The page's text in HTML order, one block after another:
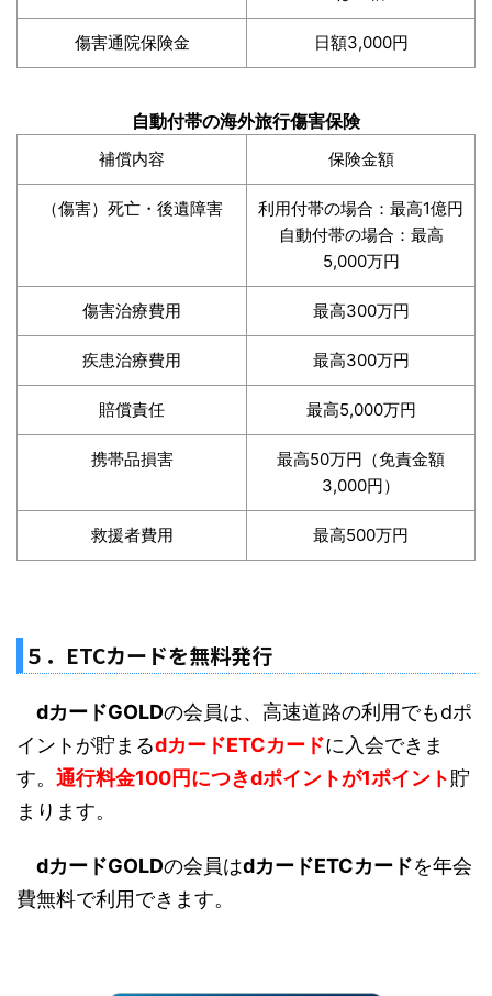
傷害通院保険金 日額3,000円
自動付帯の海外旅行傷害保険
補償内容 保険金額
（傷害）死亡・後遺障害
利用付帯の場合：最高1億円
自動付帯の場合：最高
5,000万円
傷害治療費用 最高300万円
疾患治療費用 最高300万円
賠償責任 最高5,000万円
携帯品損害
最高50万円（免責金額
3,000円）
救援者費用 最高500万円
５．ETCカードを無料発行
dカードGOLDの会員は、高速道路の利用でもdポ
イントが貯まるdカードETCカードに入会できま
す。 通行料金100円につきdポイントが1ポイント貯
まります。
dカードGOLDの会員はdカードETCカードを年会
費無料で利用できます。